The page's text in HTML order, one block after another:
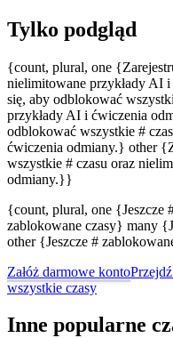
Tylko podgląd
{count, plural, one
nielimitowane przykłady AI
się, aby odblokować
przykłady AI i ćwiczenia
odblokować wszystkie #
ćwiczenia odmiany.} other
wszystkie # czasu oraz
odmiany.}}
{count, plural, one {Jeszcze
zablokowane czasy} many
other {Jeszcze #
Załóż darmowe konto
wszystkie czasy
Inne popularne